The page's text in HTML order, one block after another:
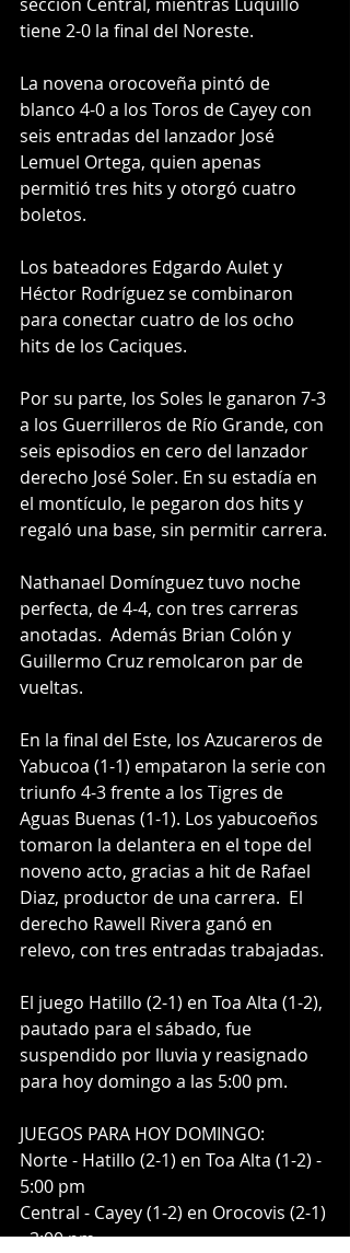
sección Central, mientras Luquillo
tiene 2-0 la final del Noreste.
La novena orocoveña pintó de
blanco 4-0 a los Toros de Cayey con
seis entradas del lanzador José
Lemuel Ortega, quien apenas
permitió tres hits y otorgó cuatro
boletos.
Los bateadores Edgardo Aulet y
Héctor Rodríguez se combinaron
para conectar cuatro de los ocho
hits de los Caciques.
Por su parte, los Soles le ganaron 7-3
a los Guerrilleros de Río Grande, con
seis episodios en cero del lanzador
derecho José Soler. En su estadía en
el montículo, le pegaron dos hits y
regaló una base, sin permitir carrera.
Nathanael Domínguez tuvo noche
perfecta, de 4-4, con tres carreras
anotadas.  Además Brian Colón y
Guillermo Cruz remolcaron par de
vueltas.
En la final del Este, los Azucareros de
Yabucoa (1-1) empataron la serie con
triunfo 4-3 frente a los Tigres de
Aguas Buenas (1-1). Los yabucoeños
tomaron la delantera en el tope del
noveno acto, gracias a hit de Rafael
Diaz, productor de una carrera.  El
derecho Rawell Rivera ganó en
relevo, con tres entradas trabajadas.
El juego Hatillo (2-1) en Toa Alta (1-2),
pautado para el sábado, fue
suspendido por lluvia y reasignado
para hoy domingo a las 5:00 pm.
JUEGOS PARA HOY DOMINGO:
Norte - Hatillo (2-1) en Toa Alta (1-2) -
5:00 pm
Central - Cayey (1-2) en Orocovis (2-1)
- 3:00 pm